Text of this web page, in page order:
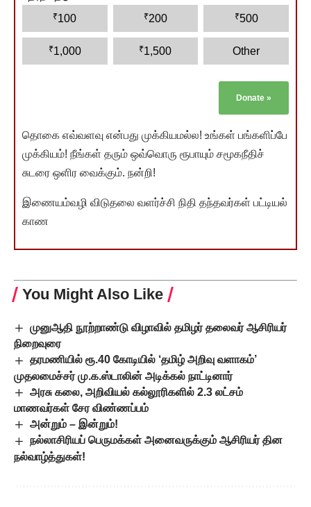
₹100 ₹200 ₹500
₹1,000 ₹1,500 Other
Donate »
தொகை எவ்வளவு என்பது முக்கியமல்ல! உங்கள் பங்களிப்பே
முக்கியம்! நீங்கள் தரும் ஒவ்வொரு ரூபாயும் சமூகநீதிச்
சுடரை ஒளிர வைக்கும். நன்றி!
இணையம்வழி விடுதலை வளர்ச்சி நிதி தந்தவர்கள் பட்டியல்
காண
You Might Also Like
முனுஆதி நூற்றாண்டு விழாவில் தமிழர் தலைவர் ஆசிரியர்
நிறைவுரை
தரமணியில் ரூ.40 கோடியில் ‘தமிழ் அறிவு வளாகம்’
முதலமைச்சர் மு.க.ஸ்டாலின் அடிக்கல் நாட்டினார்
அரசு கலை, அறிவியல் கல்லூரிகளில் 2.3 லட்சம்
மாணவர்கள் சேர விண்ணப்பம்
அன்றும் – இன்றும்!
நல்லாசிரியப் பெருமக்கள் அனைவருக்கும் ஆசிரியர் தின
நல்வாழ்த்துகள்!